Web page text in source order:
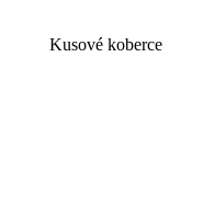
Kusové koberce